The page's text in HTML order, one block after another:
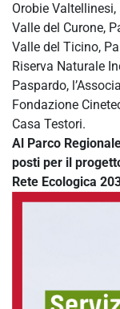
Orobie
Valle del Curone,
Valle del Ticino,
Riserva Naturale
Paspardo,
Fondazione
Casa Testori.
Al Parco
posti per il
Rete Ecologica